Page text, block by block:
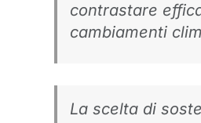
contrastare
cambiamenti
La scelta di